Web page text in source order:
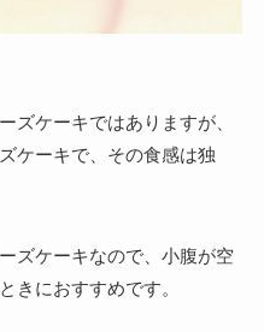
ズケーキではありますが、
ケーキで、その食感は独
ズケーキなので、小腹が空
きにおすすめです。